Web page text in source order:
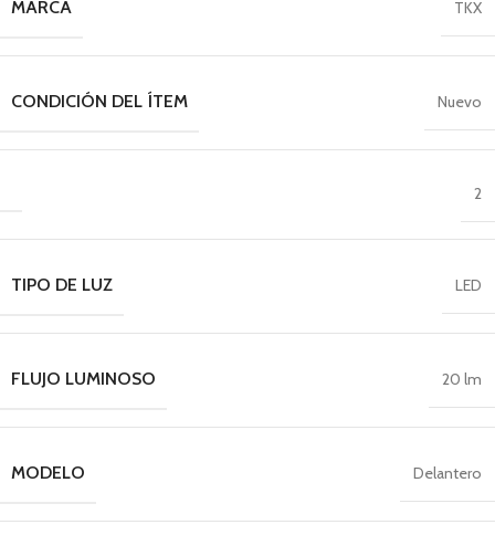
MARCA TKX
CONDICIÓN DEL ÍTEM Nuevo
2
TIPO DE LUZ LED
FLUJO LUMINOSO 20 lm
MODELO Delantero